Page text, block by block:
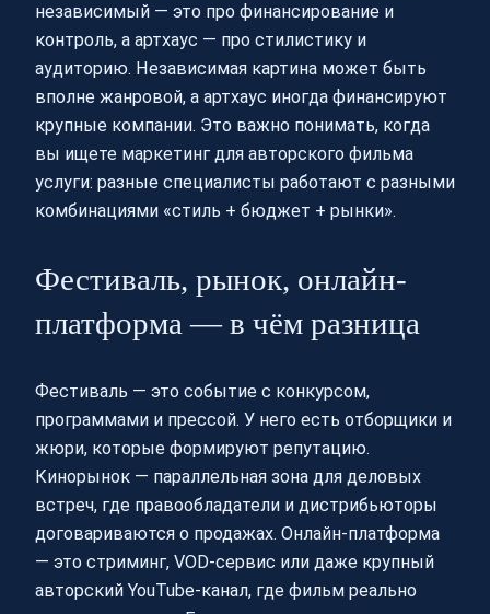
независимый — это про финансирование и
контроль, а артхаус — про стилистику и
аудиторию. Независимая картина может быть
вполне жанровой, а артхаус иногда финансируют
крупные компании. Это важно понимать, когда
вы ищете маркетинг для авторского фильма
услуги: разные специалисты работают с разными
комбинациями «стиль + бюджет + рынки».
Фестиваль, рынок, онлайн-
платформа — в чём разница
Фестиваль — это событие с конкурсом,
программами и прессой. У него есть отборщики и
жюри, которые формируют репутацию.
Кинорынок — параллельная зона для деловых
встреч, где правообладатели и дистрибьюторы
договариваются о продажах. Онлайн-платформа
— это стриминг, VOD‑сервис или даже крупный
авторский YouTube‑канал, где фильм реально